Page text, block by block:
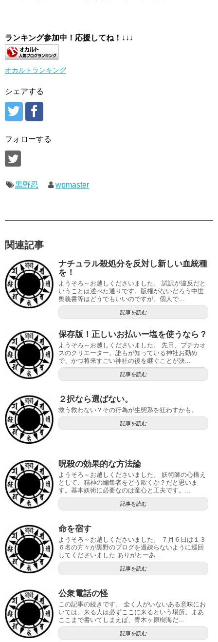
ランキング参加中！応援してね！ ↓↓↓
オカルトランキング
シェアする
フォローする
黒野忍 wpmaster
関連記事
ナチュラル殺処分を反対し新しい血統種
を！
ようそろ～お越しくださいました。 試訳が違反だと
いうことは述べた通りです。版権がないだろう中世
奥義書等はどうでもいいのですが。個人で...
記事を読む
保存版！正しいお払いー塩を使うなら？
ようそろ～お越しくださいました。 先日、プチカオ
スのクリエーター。誰もが知っている神社お勤め
で、かつ将来すごい神社の後を継ぐことが決...
記事を読む
２択なら選ばない。
救う救わない？その行為が生態系を狂わすかも。
記事を読む
呪殺の効果的な方法論
ようそろ～お越しくださいました。 妖術師の心構え
として、精神の編集者をどう欺くか？だと思いま
す。基本妖術に必要なのは童心と工夫です。...
記事を読む
命を宿す
ようそろ～お越しくださいました。 ７月６日は１３
６名の方々が黒野のブログを過疎らないように巡回
してくださいました ありがとーあ...
記事を読む
公衆電話の怪
この記事の続きです。 全く人がいないある意味にお
いては、来る人は必ずここに来るという場所。まあ
ここまで書いてしまえば、青木ヶ原樹海だ...
記事を読む